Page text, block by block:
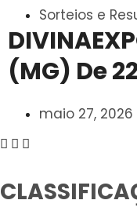
Sorteios e
(MG) De
maio 27, 2026